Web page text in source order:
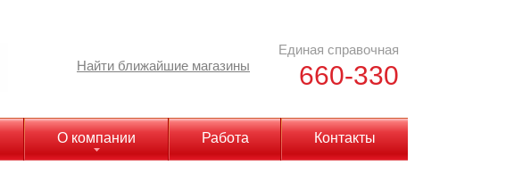
Найти ближайшие магазины
Единая справочная
660-330
О компании Работа Контакты